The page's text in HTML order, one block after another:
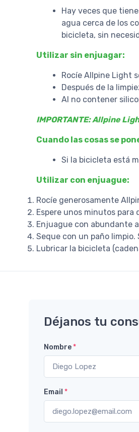
Hay veces que
agua cerca de los
bicicleta, sin
Utilizar sin enjuagar:
Rocíe Allpine Light
Después de la
Al no contener
IMPORTANTE: Allpine
Cuando las cosas se
Si la bicicleta está
Utilizar con enjuague:
Rocíe generosamente
Espere unos minutos
Enjuague con abundante
Seque con un paño
Lubricar la bicicleta
Déjanos tu
Nombre*
Email *